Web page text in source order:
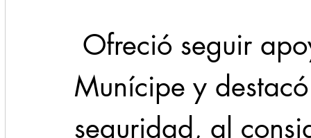
Munícipe y
seguridad, al